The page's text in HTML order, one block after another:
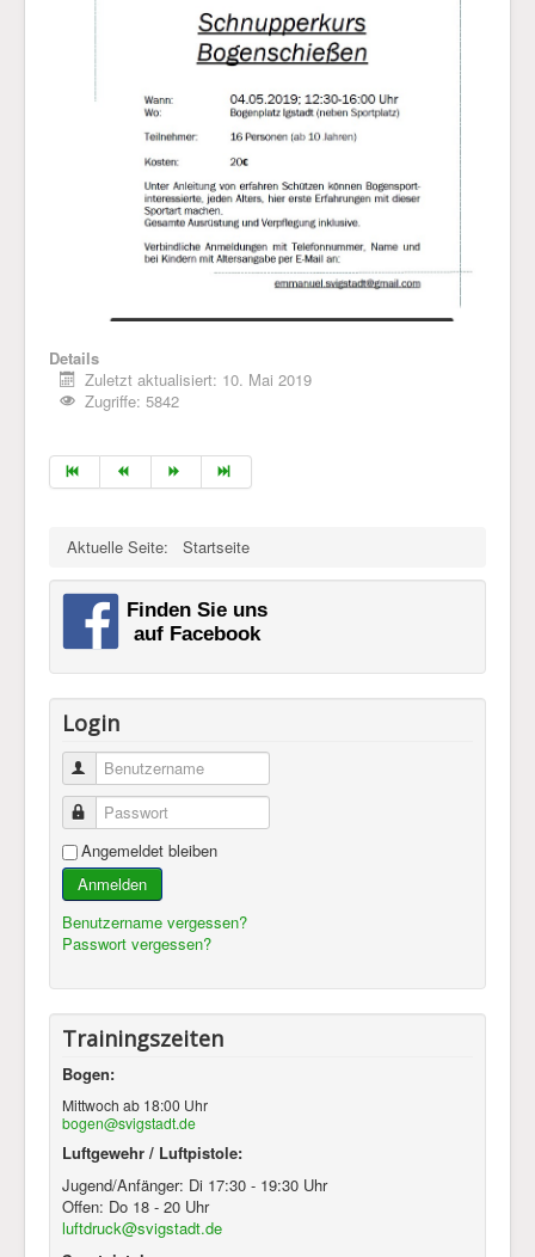
Details
Zuletzt aktualisiert: 10. Mai 2019
Zugriffe: 5842
Aktuelle Seite: Startseite
Login
Benutzername
Passwort
Angemeldet bleiben
Anmelden
Benutzername vergessen?
Passwort vergessen?
Trainingszeiten
Bogen:
Mittwoch ab 18:00 Uhr
bogen@svigstadt.de
Luftgewehr / Luftpistole:
Jugend/Anfänger: Di 17:30 - 19:30 Uhr
Offen: Do 18 - 20 Uhr
luftdruck@svigstadt.de